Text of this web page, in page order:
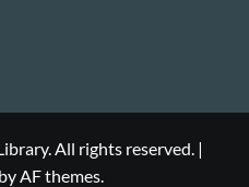
All rights reserved. |
AF themes.